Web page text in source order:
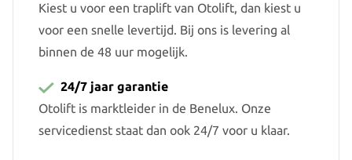
Kiest u voor een traplift van Otolift, dan kiest u
voor een snelle levertijd. Bij ons is levering al
binnen de 48 uur mogelijk.
24/7 jaar garantie
Otolift is marktleider in de Benelux. Onze
servicedienst staat dan ook 24/7 voor u klaar.